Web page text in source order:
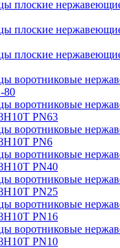
плоские
плоские
плоские
воротниковые
80
воротниковые
PN63
воротниковые
PN6
воротниковые
PN40
воротниковые
PN25
воротниковые
PN16
воротниковые
PN10